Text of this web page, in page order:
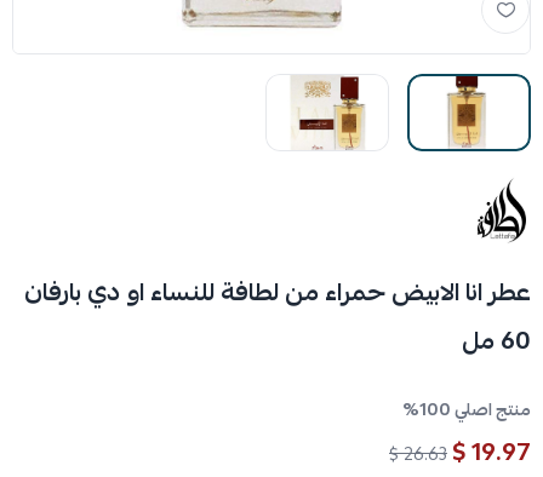
عطر انا الابيض حمراء من لطافة للنساء او دي بارفان
60 مل
منتج اصلي 100%
19.97 $
26.63 $